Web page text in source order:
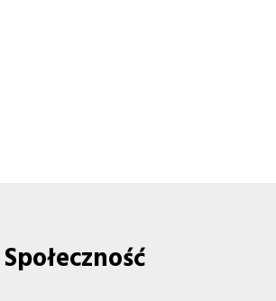
Społeczność